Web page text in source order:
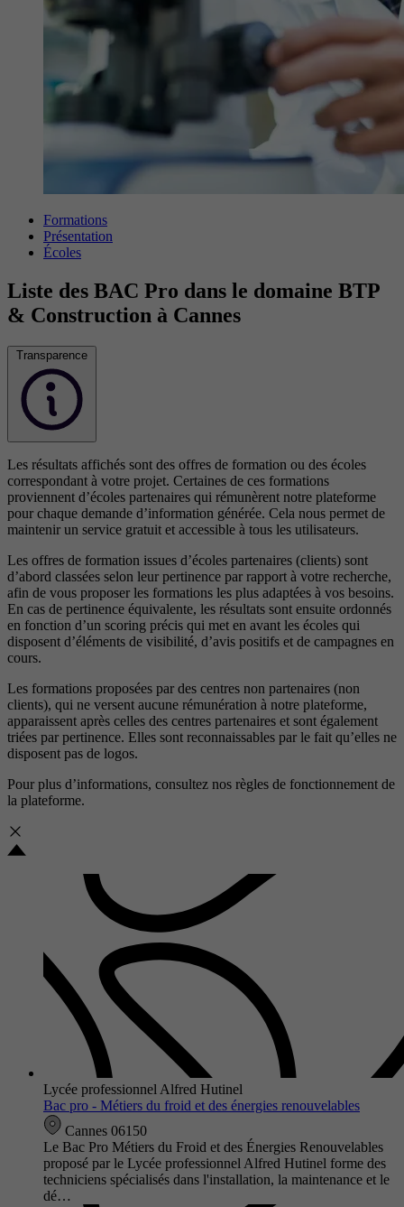
Formations
Présentation
Écoles
Liste des BAC Pro dans le domaine BTP
& Construction à Cannes
Transparence
Les résultats affichés sont des offres de formation ou des écoles
correspondant à votre projet. Certaines de ces formations
proviennent d’écoles partenaires qui rémunèrent notre plateforme
pour chaque demande d’information générée. Cela nous permet de
maintenir un service gratuit et accessible à tous les utilisateurs.
Les offres de formation issues d’écoles partenaires (clients) sont
d’abord classées selon leur pertinence par rapport à votre recherche,
afin de vous proposer les formations les plus adaptées à vos besoins.
En cas de pertinence équivalente, les résultats sont ensuite ordonnés
en fonction d’un scoring précis qui met en avant les écoles qui
disposent d’éléments de visibilité, d’avis positifs et de campagnes en
cours.
Les formations proposées par des centres non partenaires (non
clients), qui ne versent aucune rémunération à notre plateforme,
apparaissent après celles des centres partenaires et sont également
triées par pertinence. Elles sont reconnaissables par le fait qu’elles ne
disposent pas de logos.
Pour plus d’informations, consultez nos règles de fonctionnement de
la plateforme.
Lycée professionnel Alfred Hutinel
Bac pro - Métiers du froid et des énergies renouvelables
Cannes 06150
Le Bac Pro Métiers du Froid et des Énergies Renouvelables
proposé par le Lycée professionnel Alfred Hutinel forme des
techniciens spécialisés dans l'installation, la maintenance et le
dé…